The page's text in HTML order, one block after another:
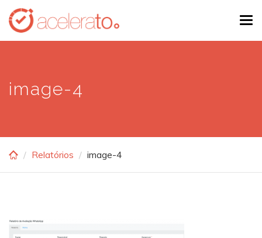
Skip
main
image-4
Relatórios image-4